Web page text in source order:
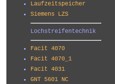
Laufzeitspeicher
Siemens LZS
Lochstreifentechnik
Facit 4070
Facit 4070_1
Facit 4031
GNT 5601 NC